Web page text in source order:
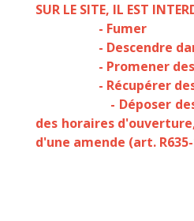
SUR LE SITE, IL EST
- Fumer
- Descendre dans
- Promener des
- Récupérer des
- Déposer des
des horaires
d'une amende (art.